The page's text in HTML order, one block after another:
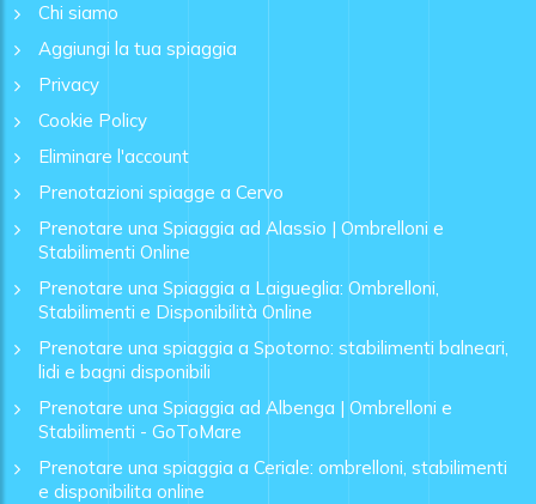
Chi siamo
Aggiungi la tua spiaggia
Privacy
Cookie Policy
Eliminare l'account
Prenotazioni spiagge a Cervo
Prenotare una Spiaggia ad Alassio | Ombrelloni e
Stabilimenti Online
Prenotare una Spiaggia a Laigueglia: Ombrelloni,
Stabilimenti e Disponibilità Online
Prenotare una spiaggia a Spotorno: stabilimenti balneari,
lidi e bagni disponibili
Prenotare una Spiaggia ad Albenga | Ombrelloni e
Stabilimenti - GoToMare
Prenotare una spiaggia a Ceriale: ombrelloni, stabilimenti
e disponibilita online